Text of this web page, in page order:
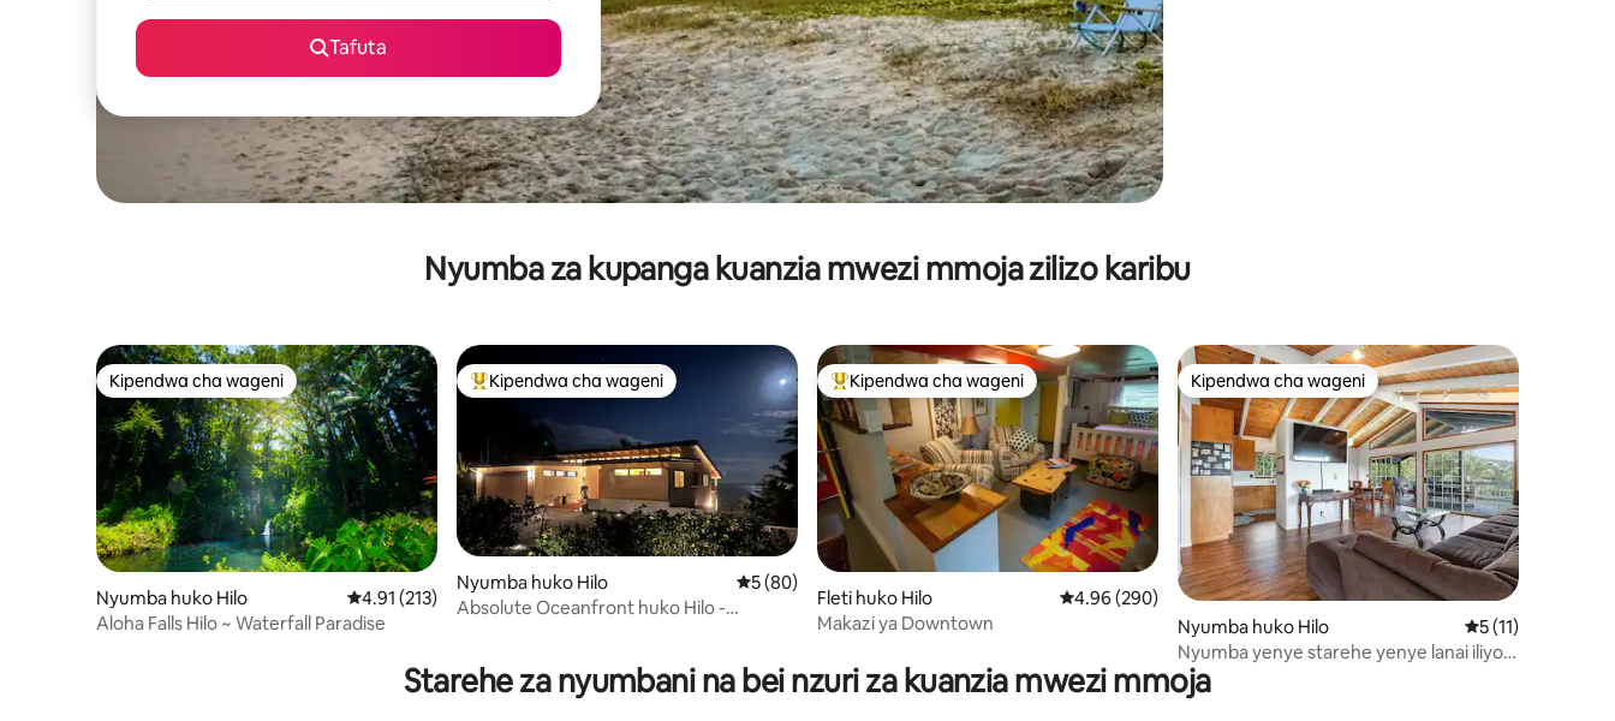
Tafuta
Nyumba za kupanga kuanzia mwezi mmoja zilizo karibu
Kipendwa cha wageni
Kipendwa cha wageni
Nyumba huko Hilo Ukadiriaji wa wastani wa 4.91 kati ya 5, tathmini 213
4.91 (213)
Aloha Falls Hilo ~ Waterfall Paradise
Kipendwa maarufu cha wageni
Kipendwa cha wageni
Nyumba huko Hilo Ukadiriaji wa wastani wa 5 kati ya 5, tathmini 80
5 (80)
Absolute Oceanfront huko Hilo -
Kipendwa maarufu cha wageni
Kipendwa cha wageni
Fleti huko Hilo Ukadiriaji wa wastani wa 4.96 kati ya 5, tathmini 290
4.96 (290)
Makazi ya Downtown
Kipendwa cha wageni
Kipendwa cha wageni
Nyumba huko Hilo Ukadiriaji wa
5 (11)
Nyumba yenye starehe yenye lanai iliyo
wazi
Starehe za nyumbani na bei nzuri za kuanzia mwezi mmoja